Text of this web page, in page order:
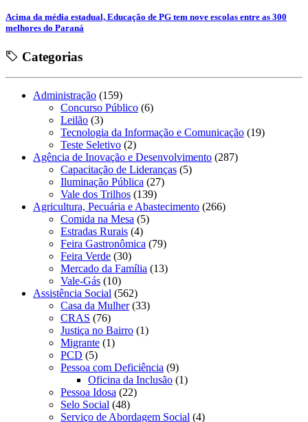
Acima da média estadual, Educação de PG tem nove escolas entre as 300
melhores do Paraná
Categorias
Administração (159)
Concurso Público (6)
Leilão (3)
Tecnologia da Informação e Comunicação (19)
Teste Seletivo (2)
Agência de Inovação e Desenvolvimento (287)
Capacitação de Lideranças (5)
Iluminação Pública (27)
Vale dos Trilhos (139)
Agricultura, Pecuária e Abastecimento (266)
Comida na Mesa (5)
Estradas Rurais (4)
Feira Gastronômica (79)
Feira Verde (30)
Mercado da Família (13)
Vale-Gás (10)
Assistência Social (562)
Casa da Mulher(33)
CRAS (76)
Justiça no Bairro (1)
Migrante (1)
PCD (5)
Pessoa com Deficiência (9)
Oficina da Inclusão (1)
Pessoa Idosa (22)
Selo Social (48)
Serviço de Abordagem Social (4)